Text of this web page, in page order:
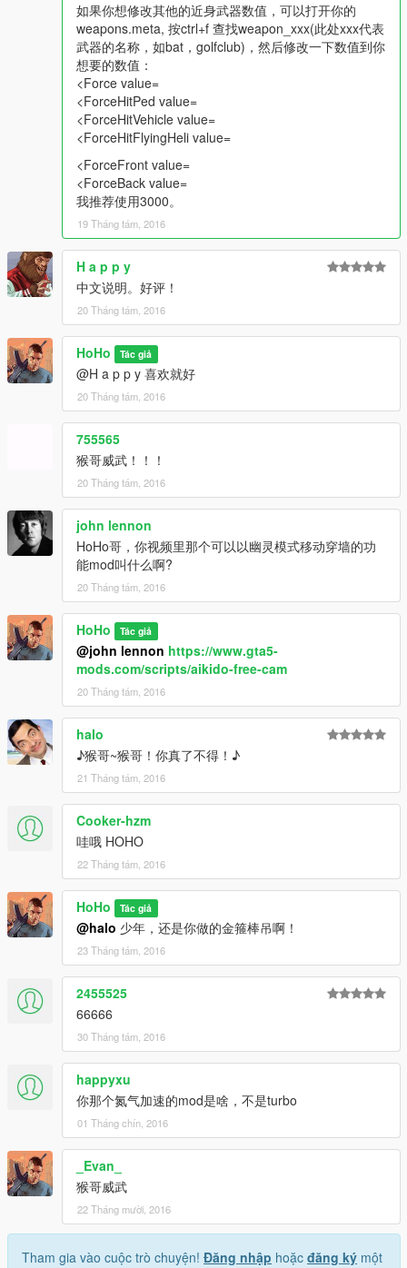
如果你想修改其他的近身武器数值，可以打开你的
weapons.meta, 按ctrl+f 查找weapon_xxx(此处xxx代表
武器的名称，如bat，golfclub)，然后修改一下数值到你
想要的数值：
<Force value=
<ForceHitPed value=
<ForceHitVehicle value=
<ForceHitFlyingHeli value=
<ForceFront value=
<ForceBack value=
我推荐使用3000。
19 Tháng tám, 2016
H a p p y
中文说明。好评！
20 Tháng tám, 2016
HoHo Tác giả
@H a p p y 喜欢就好
20 Tháng tám, 2016
755565
猴哥威武！！！
20 Tháng tám, 2016
john lennon
HoHo哥，你视频里那个可以以幽灵模式移动穿墙的功
能mod叫什么啊?
20 Tháng tám, 2016
HoHo Tác giả
@john lennon https://www.gta5-
mods.com/scripts/aikido-free-cam
20 Tháng tám, 2016
halo
♪猴哥~猴哥！你真了不得！♪
21 Tháng tám, 2016
Cooker-hzm
哇哦 HOHO
22 Tháng tám, 2016
HoHo Tác giả
@halo 少年，还是你做的金箍棒吊啊！
23 Tháng tám, 2016
2455525
66666
30 Tháng tám, 2016
happyxu
你那个氮气加速的mod是啥，不是turbo
01 Tháng chín, 2016
_Evan_
猴哥威武
22 Tháng mười, 2016
Tham gia vào cuộc trò chuyện! Đăng nhập hoặc đăng ký một